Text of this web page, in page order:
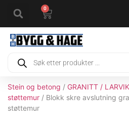
0
Stein og betong / GRANITT /
støttemur / Blokk skre avslutning
støttemur